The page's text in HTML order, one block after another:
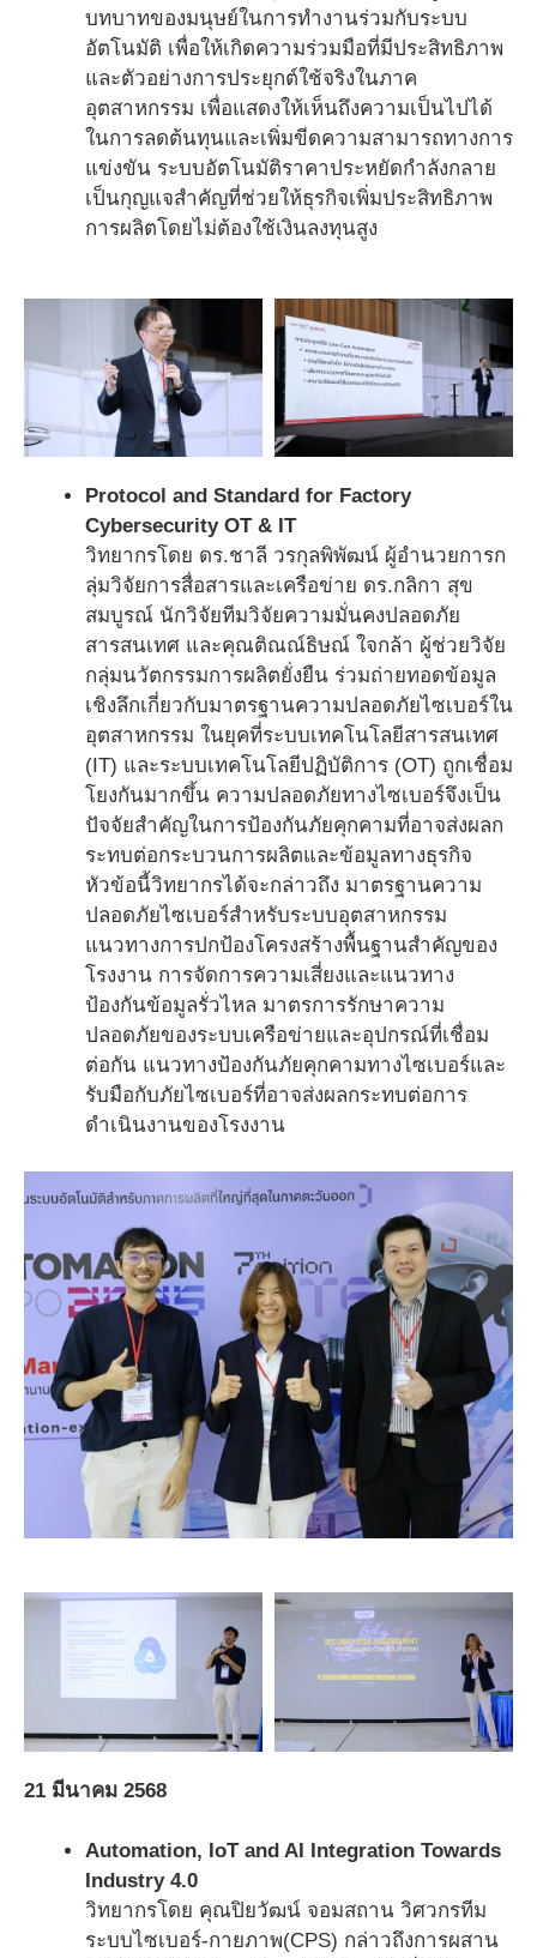
บทบาทของมนุษย์ในการทำงานร่วมกับระบบ
อัตโนมัติ เพื่อให้เกิดความร่วมมือที่มีประสิทธิภาพ
และตัวอย่างการประยุกต์ใช้จริงในภาค
อุตสาหกรรม เพื่อแสดงให้เห็นถึงความเป็นไปได้
ในการลดต้นทุนและเพิ่มขีดความสามารถทางการ
แข่งขัน ระบบอัตโนมัติราคาประหยัดกำลังกลาย
เป็นกุญแจสำคัญที่ช่วยให้ธุรกิจเพิ่มประสิทธิภาพ
การผลิตโดยไม่ต้องใช้เงินลงทุนสูง
Protocol and Standard for Factory
Cybersecurity OT & IT
วิทยากรโดย ดร.ชาลี วรกุลพิพัฒน์ ผู้อำนวยการก
ลุ่มวิจัยการสื่อสารและเครือข่าย ดร.กลิกา สุข
สมบูรณ์ นักวิจัยทีมวิจัยความมั่นคงปลอดภัย
สารสนเทศ และคุณติณณ์ธิษณ์ ใจกล้า ผู้ช่วยวิจัย
กลุ่มนวัตกรรมการผลิตยั่งยืน ร่วมถ่ายทอดข้อมูล
เชิงลึกเกี่ยวกับมาตรฐานความปลอดภัยไซเบอร์ใน
อุตสาหกรรม ในยุคที่ระบบเทคโนโลยีสารสนเทศ
(IT) และระบบเทคโนโลยีปฏิบัติการ (OT) ถูกเชื่อม
โยงกันมากขึ้น ความปลอดภัยทางไซเบอร์จึงเป็น
ปัจจัยสำคัญในการป้องกันภัยคุกคามที่อาจส่งผลก
ระทบต่อกระบวนการผลิตและข้อมูลทางธุรกิจ
หัวข้อนี้วิทยากรได้จะกล่าวถึง มาตรฐานความ
ปลอดภัยไซเบอร์สำหรับระบบอุตสาหกรรม
แนวทางการปกป้องโครงสร้างพื้นฐานสำคัญของ
โรงงาน การจัดการความเสี่ยงและแนวทาง
ป้องกันข้อมูลรั่วไหล มาตรการรักษาความ
ปลอดภัยของระบบเครือข่ายและอุปกรณ์ที่เชื่อม
ต่อกัน แนวทางป้องกันภัยคุกคามทางไซเบอร์และ
รับมือกับภัยไซเบอร์ที่อาจส่งผลกระทบต่อการ
ดำเนินงานของโรงงาน
21 มีนาคม 2568
Automation, IoT and AI Integration Towards
Industry 4.0
วิทยากรโดย คุณปิยวัฒน์ จอมสถาน วิศวกรทีม
ระบบไซเบอร์-กายภาพ(CPS) กล่าวถึงการผสาน